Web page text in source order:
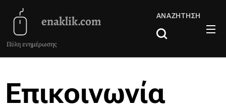
enaklik.com
Πύλη ενημέρωσης
ΑΝΑΖΉΤΗΣΗ
Επικοινωνία